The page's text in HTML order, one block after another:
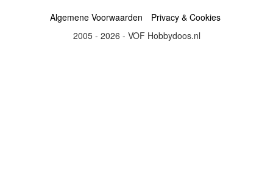
Algemene Voorwaarden
Privacy & Cookies
2005 - 2026 - VOF Hobbydoos.nl